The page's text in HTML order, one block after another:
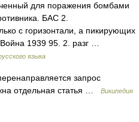
для поражения бомбами
БАС 2.
с горизонтали, а пикирующих
1939 95. 2. разг …
языка
запрос
отдельная статья …
Википедия